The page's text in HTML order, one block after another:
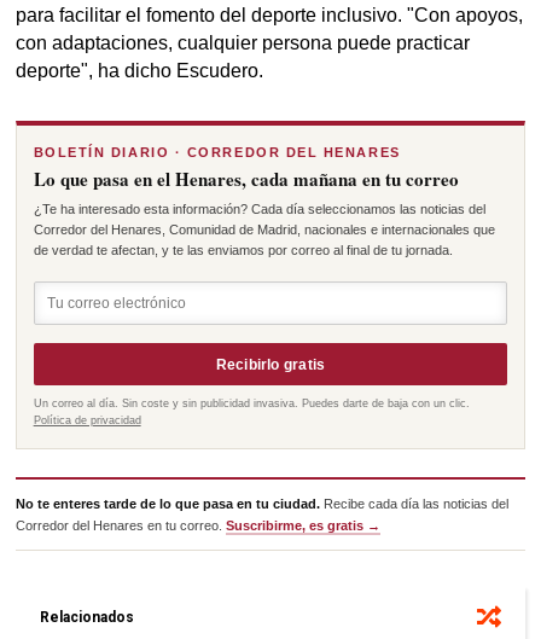
para facilitar el fomento del deporte inclusivo. "Con apoyos,
con adaptaciones, cualquier persona puede practicar
deporte", ha dicho Escudero.
BOLETÍN DIARIO · CORREDOR DEL HENARES
Lo que pasa en el Henares, cada mañana en tu correo
¿Te ha interesado esta información? Cada día seleccionamos las noticias del
Corredor del Henares, Comunidad de Madrid, nacionales e internacionales que
de verdad te afectan, y te las enviamos por correo al final de tu jornada.
Recibirlo gratis
Un correo al día. Sin coste y sin publicidad invasiva. Puedes darte de baja con un clic.
Política de privacidad
No te enteres tarde de lo que pasa en tu ciudad. Recibe cada día las noticias del
Corredor del Henares en tu correo.Suscribirme, es gratis →
Relacionados